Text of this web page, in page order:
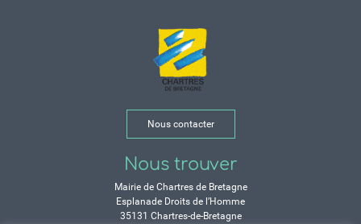
Nous contacter
Nous trouver
Mairie de Chartres de Bretagne
Esplanade Droits de l’Homme
35131 Chartres-de-Bretagne